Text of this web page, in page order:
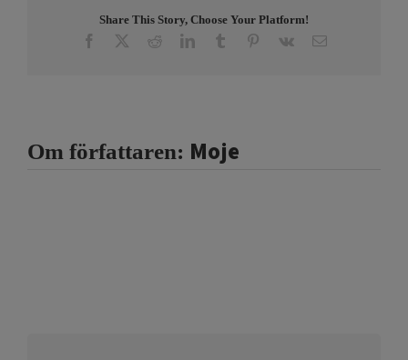
Share This Story, Choose Your Platform!
Facebook RedditLinkedInTumblr Pinterest
Vk E-
Om författaren: Moje